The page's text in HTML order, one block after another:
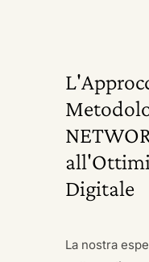
Digitale
La nostra